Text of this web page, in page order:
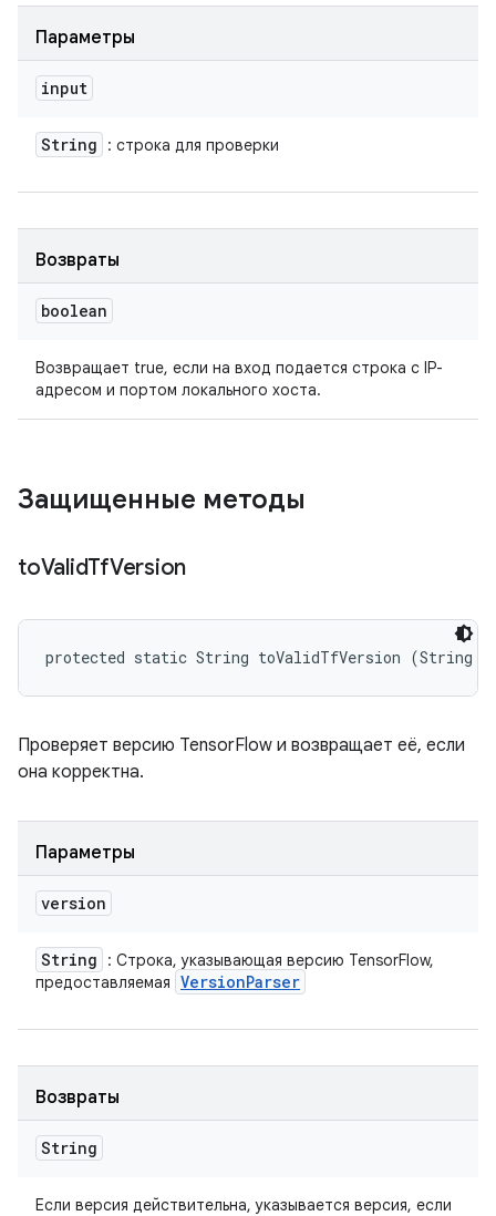
Параметры
input
String : строка для проверки
Возвраты
boolean
Возвращает true, если на вход подается строка с IP-
адресом и портом локального хоста.
Защищенные методы
toValidTfVersion
protected static String toValidTfVersion (String
Проверяет версию TensorFlow и возвращает её, если
она корректна.
Параметры
version
String
: Строка, указывающая версию TensorFlow,
предоставляемая VersionParser
Возвраты
String
Если версия действительна, указывается версия, если